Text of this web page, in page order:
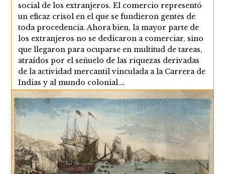
social de los extranjeros. El comercio representó
un eficaz crisol en el que se fundieron gentes de
toda procedencia. Ahora bien, la mayor parte de
los extranjeros no se dedicaron a comerciar, sino
que llegaron para ocuparse en multitud de tareas,
atraídos por el señuelo de las riquezas derivadas
de la actividad mercantil vinculada a la Carrera de
Indias y al mundo colonial.…
Continuar LeyendoHorizontes
Y
Factores
De
Integración
Social
De
Los
Extranjeros